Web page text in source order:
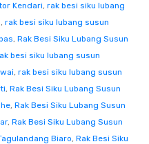
Kendari, rak besi siku lubang
, rak besi siku lubang susun
, Rak Besi Siku Lubang Susun
besi siku lubang susun
, rak besi siku lubang susun
, Rak Besi Siku Lubang Susun
, Rak Besi Siku Lubang Susun
, Rak Besi Siku Lubang Susun
Biaro, Rak Besi Siku